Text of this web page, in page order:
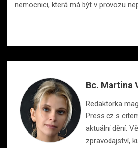
nemocnici, která má být v provozu
Bc. Martina
Redaktorka
Press.cz s
aktuální dění.
zpravodajství,